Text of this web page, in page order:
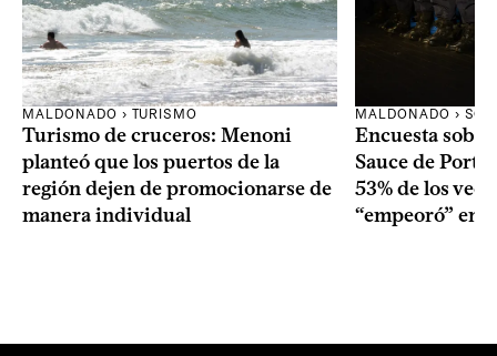
MALDONADO › TURISMO
Turismo de cruceros: Menoni
planteó que los puertos de la
región dejen de promocionarse de
manera individual
MALDONADO ›
Encuesta
Sauce de
53% de los
“empeoró” en